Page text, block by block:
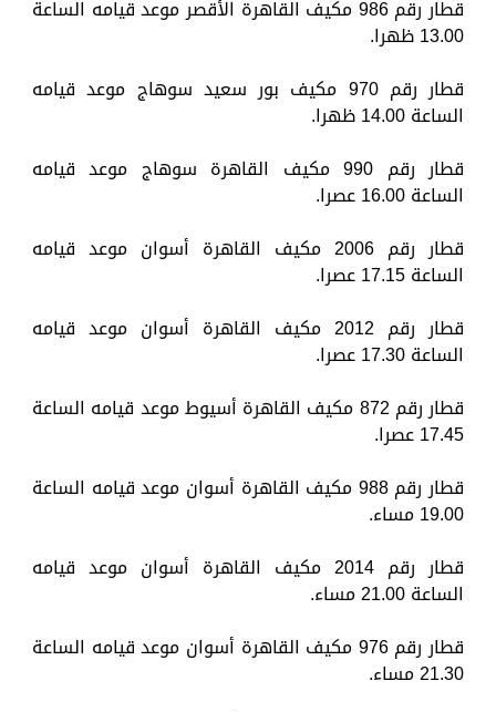
قطار رقم 986 مكيف القاهرة الأقصر موعد قيامه الساعة
13.00 ظهرا.
قطار رقم 970 مكيف بور سعيد سوهاج موعد قيامه
الساعة 14.00 ظهرا.
قطار رقم 990 مكيف القاهرة سوهاج موعد قيامه
الساعة 16.00 عصرا.
قطار رقم 2006 مكيف القاهرة أسوان موعد قيامه
الساعة 17.15 عصرا.
قطار رقم 2012 مكيف القاهرة أسوان موعد قيامه
الساعة 17.30 عصرا.
قطار رقم 872 مكيف القاهرة أسيوط موعد قيامه الساعة
17.45 عصرا.
قطار رقم 988 مكيف القاهرة أسوان موعد قيامه الساعة
19.00 مساء.
قطار رقم 2014 مكيف القاهرة أسوان موعد قيامه
الساعة 21.00 مساء.
قطار رقم 976 مكيف القاهرة أسوان موعد قيامه الساعة
21.30 مساء.